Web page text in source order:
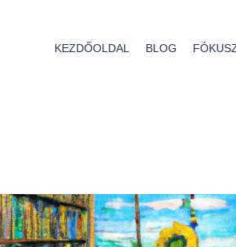
KEZDŐOLDAL BLOG